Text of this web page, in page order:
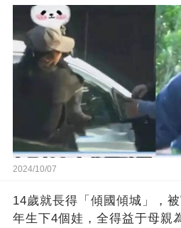
2024/10/07
14歲就長得「傾國傾城」，
年生下4個娃，全得益于母親